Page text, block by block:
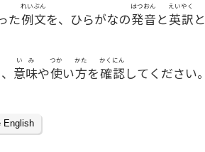
た例文
れいぶん
を、ひらがなの発音
はつおん
と英訳
えいやく
と
意味
いみ
や使
つか
い方
かた
を確認
かくにん
してください。
English